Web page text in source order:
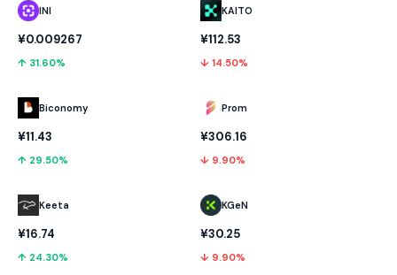
INI
¥0.009267
↑ 31.60%
Biconomy
¥11.43
↑ 29.50%
Keeta
¥16.74
↑ 24.30%
KAITO
¥112.53
↓ 14.50%
Prom
¥306.16
↓ 9.90%
KGeN
¥30.25
↓ 9.90%